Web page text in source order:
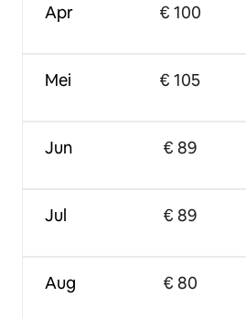
Apr
Mei
Jun
Jul
Aug
€ 100
€ 105
€ 89
€ 89
€ 80